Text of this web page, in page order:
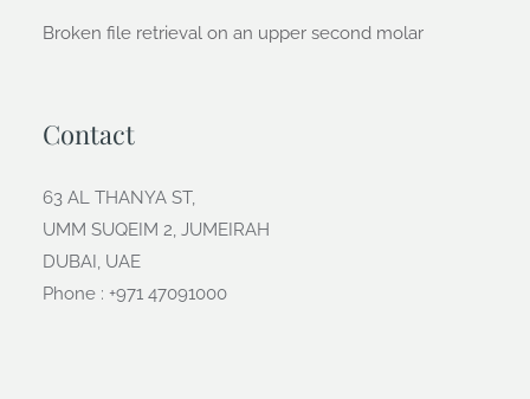
Broken file retrieval on an upper second molar
Contact
63 AL THANYA ST,
UMM SUQEIM 2, JUMEIRAH
DUBAI, UAE
Phone : +971 47091000